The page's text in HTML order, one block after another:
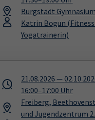
Burgstädt Gymnasium
Katrin Bogun
Yogatrainerin)
21.08.2026 —
16:00–17:00 Uhr
Freiberg,
und Jugendzentrum